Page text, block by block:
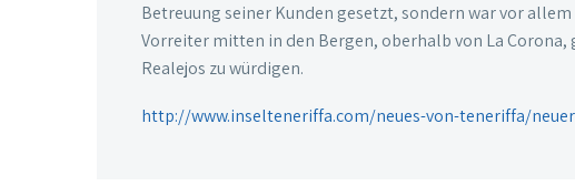
Betreuung seiner Kunden gesetzt, sondern war vor
Vorreiter mitten in den Bergen, oberhalb von La Corona,
Realejos zu würdigen.
http://www.inselteneriffa.com/neues-von-teneriffa/